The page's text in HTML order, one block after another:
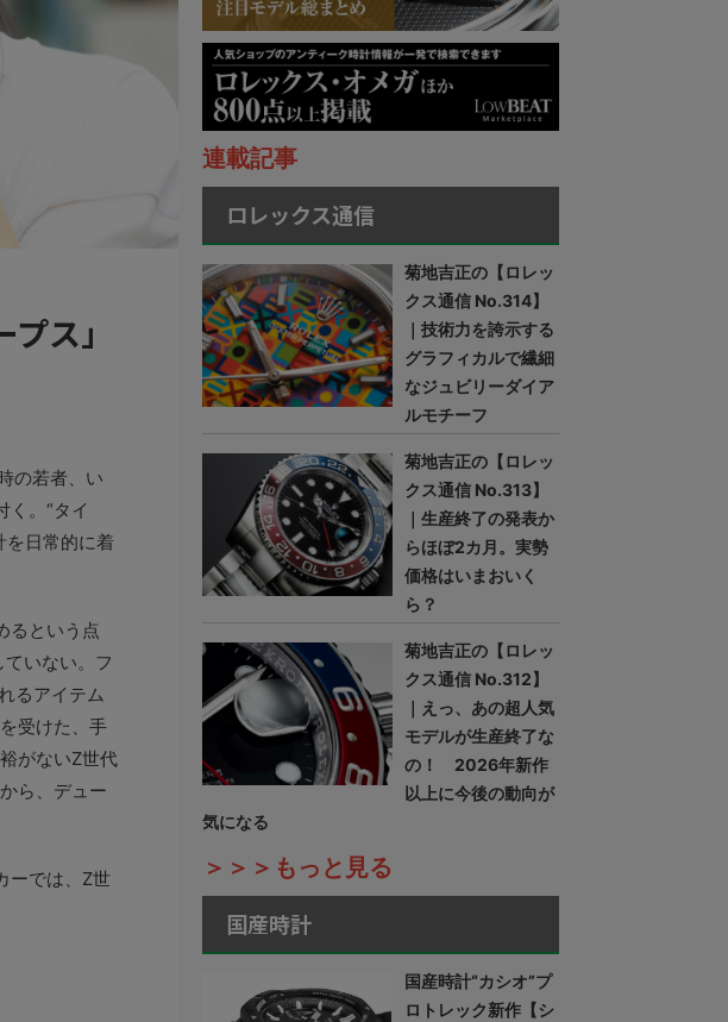
ス」
の若者、い
。“タイ
を日常的に着
るという点
いない。フ
るアイテム
受けた、手
がないZ世代
ら、デュー
ーでは、Z世
連載記事
ロレックス通信
菊地吉正の【ロレッ
クス通信 No.314】
｜技術力を誇示する
グラフィカルで繊細
なジュビリーダイア
ルモチーフ
菊地吉正の【ロレッ
クス通信 No.313】
｜生産終了の発表か
らほぼ2カ月。実勢
価格はいまおいく
ら？
菊地吉正の【ロレッ
クス通信 No.312】
｜えっ、あの超人気
モデルが生産終了な
の！ 2026年新作
以上に今後の動向が
気になる
＞＞＞もっと見る
国産時計
国産時計“カシオ”プ
ロトレック新作【シ